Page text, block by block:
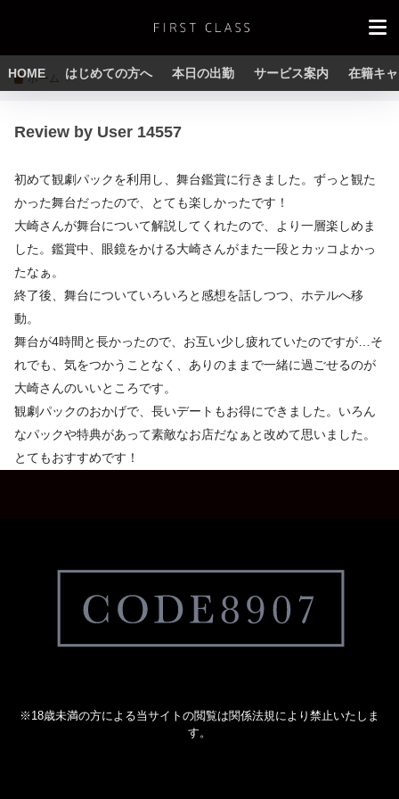
HOME はじめての方へ 本日の出勤 サービス案内 在籍キ
ホーム
Review by User 14557
初めて観劇パックを利用し、舞台鑑賞に行きました。ずっと観た
かった舞台だったので、とても楽しかったです！
大崎さんが舞台について解説してくれたので、より一層楽しめま
した。鑑賞中、眼鏡をかける大崎さんがまた一段とカッコよかっ
たなぁ。
終了後、舞台についていろいろと感想を話しつつ、ホテルへ移
動。
舞台が4時間と長かったので、お互い少し疲れていたのですが…そ
れでも、気をつかうことなく、ありのままで一緒に過ごせるのが
大崎さんのいいところです。
観劇パックのおかげで、長いデートもお得にできました。いろん
なパックや特典があって素敵なお店だなぁと改めて思いました。
とてもおすすめです！
※18歳未満の方による当サイトの閲覧は関係法規により禁止いたしま
す。